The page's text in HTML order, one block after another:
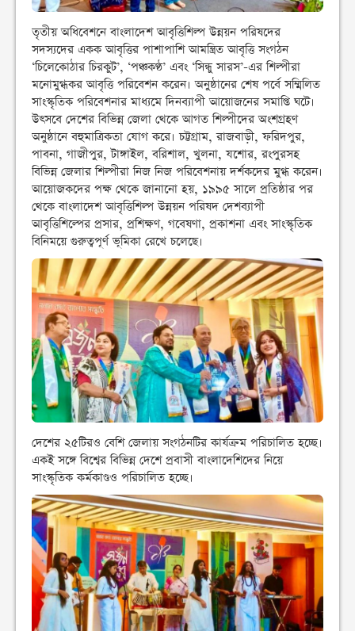
তৃতীয় অধিবেশনে বাংলাদেশ আবৃত্তিশিল্প উন্নয়ন পরিষদের
সদস্যদের একক আবৃত্তির পাশাপাশি আমন্ত্রিত আবৃত্তি সংগঠন
‘চিলেকোঠার চিরকুট’, ‘পঞ্চকণ্ঠ’ এবং ‘সিন্ধু সারস’-এর শিল্পীরা
মনোমুগ্ধকর আবৃত্তি পরিবেশন করেন। অনুষ্ঠানের শেষ পর্বে সম্মিলিত
সাংস্কৃতিক পরিবেশনার মাধ্যমে দিনব্যাপী আয়োজনের সমাপ্তি ঘটে।
উৎসবে দেশের বিভিন্ন জেলা থেকে আগত শিল্পীদের অংশগ্রহণ
অনুষ্ঠানে বহুমাত্রিকতা যোগ করে। চট্টগ্রাম, রাজবাড়ী, ফরিদপুর,
পাবনা, গাজীপুর, টাঙ্গাইল, বরিশাল, খুলনা, যশোর, রংপুরসহ
বিভিন্ন জেলার শিল্পীরা নিজ নিজ পরিবেশনায় দর্শকদের মুগ্ধ করেন।
আয়োজকদের পক্ষ থেকে জানানো হয়, ১৯৯৫ সালে প্রতিষ্ঠার পর
থেকে বাংলাদেশ আবৃত্তিশিল্প উন্নয়ন পরিষদ দেশব্যাপী
আবৃত্তিশিল্পের প্রসার, প্রশিক্ষণ, গবেষণা, প্রকাশনা এবং সাংস্কৃতিক
বিনিময়ে গুরুত্বপূর্ণ ভূমিকা রেখে চলেছে।
দেশের ২৫টিরও বেশি জেলায় সংগঠনটির কার্যক্রম পরিচালিত হচ্ছে।
একই সঙ্গে বিশ্বের বিভিন্ন দেশে প্রবাসী বাংলাদেশিদের নিয়ে
সাংস্কৃতিক কর্মকাণ্ডও পরিচালিত হচ্ছে।